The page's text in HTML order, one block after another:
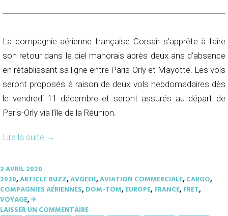
La compagnie aérienne française Corsair s’apprête à faire
son retour dans le ciel mahorais après deux ans d’absence
en rétablissant sa ligne entre Paris-Orly et Mayotte. Les vols
seront proposés à raison de deux vols hebdomadaires dès
le vendredi 11 décembre et seront assurés au départ de
Paris-Orly via l’île de la Réunion.
Lire la suite →
2 AVRIL 2020
2020,ARTICLE BUZZ,AVGEEK,AVIATION COMMERCIALE,CARGO,
COMPAGNIES AÉRIENNES,DOM-TOM,EUROPE,FRANCE,FRET,
VOYAGE,✈︎
LAISSER UN COMMENTAIRE